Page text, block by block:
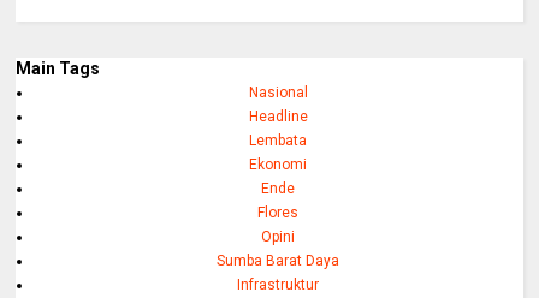
Main Tags
Nasional
Headline
Lembata
Ekonomi
Ende
Flores
Opini
Sumba Barat Daya
Infrastruktur